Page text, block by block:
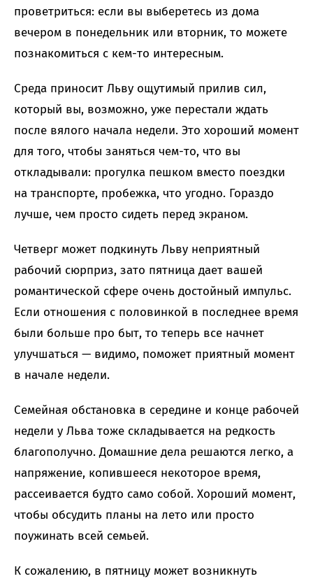
проветриться: если вы выберетесь из дома
вечером в понедельник или вторник, то можете
познакомиться с кем-то интересным.
Среда приносит Льву ощутимый прилив сил,
который вы, возможно, уже перестали ждать
после вялого начала недели. Это хороший момент
для того, чтобы заняться чем-то, что вы
откладывали: прогулка пешком вместо поездки
на транспорте, пробежка, что угодно. Гораздо
лучше, чем просто сидеть перед экраном.
Четверг может подкинуть Льву неприятный
рабочий сюрприз, зато пятница дает вашей
романтической сфере очень достойный импульс.
Если отношения с половинкой в последнее время
были больше про быт, то теперь все начнет
улучшаться — видимо, поможет приятный момент
в начале недели.
Семейная обстановка в середине и конце рабочей
недели у Льва тоже складывается на редкость
благополучно. Домашние дела решаются легко, а
напряжение, копившееся некоторое время,
рассеивается будто само собой. Хороший момент,
чтобы обсудить планы на лето или просто
поужинать всей семьей.
К сожалению, в пятницу может возникнуть